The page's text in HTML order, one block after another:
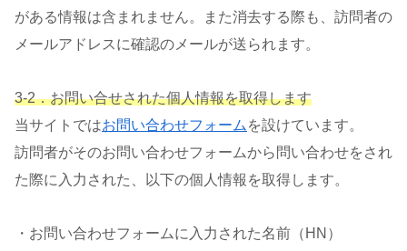
がある情報は含まれません。また消去する際も、訪問者の
メールアドレスに確認のメールが送られます。
3-2．お問い合せされた個人情報を取得します
当サイトではお問い合わせフォーム を設けています。
訪問者がそのお問い合わせフォームから問い合わせをされ
た際に入力された、以下の個人情報を取得します。
・お問い合わせフォームに入力された名前（HN）